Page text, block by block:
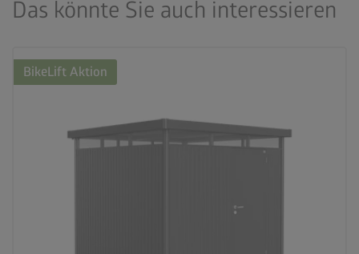
Das könnte Sie auch interessieren
BikeLift Aktion